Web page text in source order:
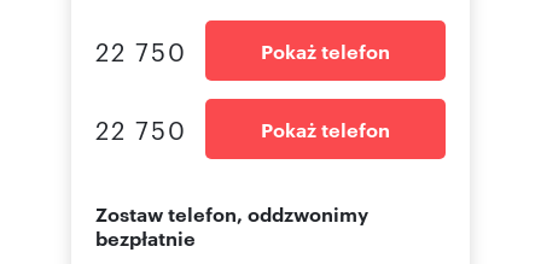
22 750 Pokaż telefon
22 750 Pokaż telefon
Zostaw telefon, oddzwonimy
bezpłatnie